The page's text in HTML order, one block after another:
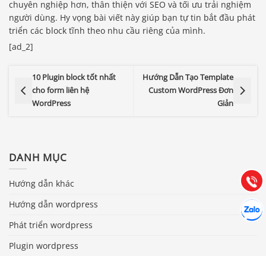
chuyên nghiệp hơn, thân thiện với SEO và tối ưu trải nghiệm
người dùng. Hy vọng bài viết này giúp bạn tự tin bắt đầu phát
triển các block tĩnh theo nhu cầu riêng của mình.
[ad_2]
10 Plugin block tốt nhất
cho form liên hệ
WordPress
Hướng Dẫn Tạo Template
Custom WordPress Đơn
Giản
DANH MỤC
Hướng dẫn khác
Hướng dẫn wordpress
Phát triển wordpress
Plugin wordpress
Gọi
Báo giá & Đặt hàng:
(028) 22.166.144
Chát